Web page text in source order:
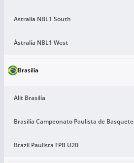
Ástralía NBL1 South
Ástralía NBL1 West
Brasilía
Allt Brasilía
Brasilía Campeonato Paulista de Basquete
Brazil Paulista FPB U20